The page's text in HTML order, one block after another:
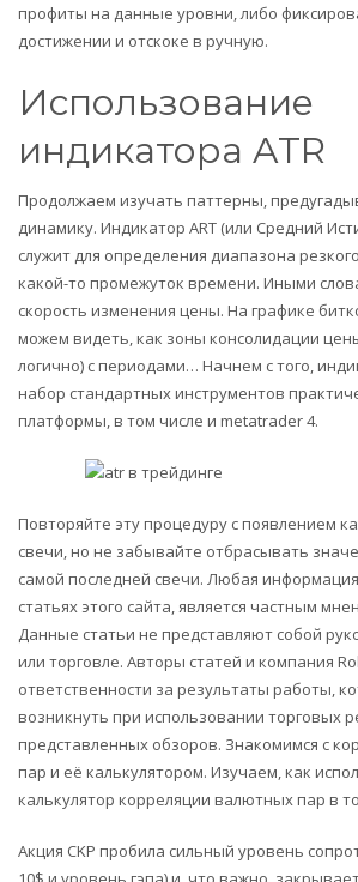
профиты на данные уровни, либо
достижении и отскоке в ручную.
Использование
индикатора ATR
Продолжаем изучать паттерны,
динамику. Индикатор ART (или Средний
служит для определения диапазона
какой-то промежуток времени. Иными
скорость изменения цены. На графике
можем видеть, как зоны консолидации
логично) с периодами… Начнем с того,
набор стандартных инструментов
платформы, в том числе и metatrader 4.
Повторяйте эту процедуру с появлением
свечи, но не забывайте отбрасывать
самой последней свечи. Любая
статьях этого сайта, является частным
Данные статьи не представляют собой
или торговле. Авторы статей и компания
ответственности за результаты работы,
возникнуть при использовании торговых
представленных обзоров. Знакомимся с
пар и её калькулятором. Изучаем, как
калькулятор корреляции валютных пар в
Акция CKP пробила сильный уровень